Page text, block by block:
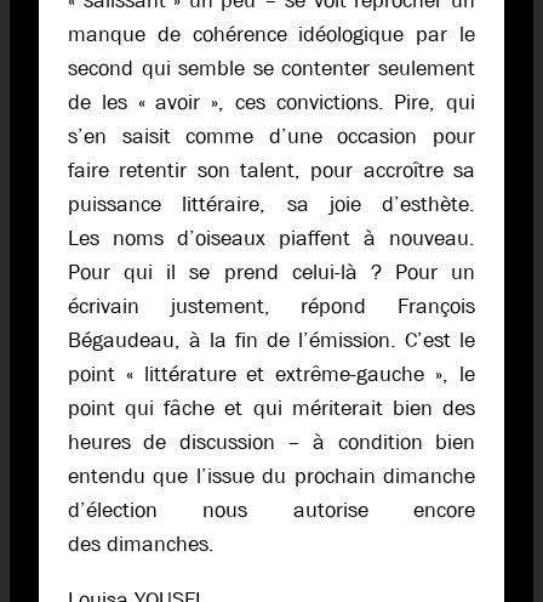
manque de cohérence idéologique par le
second qui semble se contenter seulement
de les « avoir », ces convictions. Pire, qui
s’en saisit comme d’une occasion pour
faire retentir son talent, pour accroître sa
puissance littéraire, sa joie d’esthète.
Les noms d’oiseaux piaffent à nouveau.
Pour qui il se prend celui-là ? Pour un
écrivain justement, répond François
Bégaudeau, à la fin de l’émission. C’est le
point « littérature et extrême-gauche », le
point qui fâche et qui mériterait bien des
heures de discussion – à condition bien
entendu que l’issue du prochain dimanche
d’élection nous autorise encore
des dimanches.